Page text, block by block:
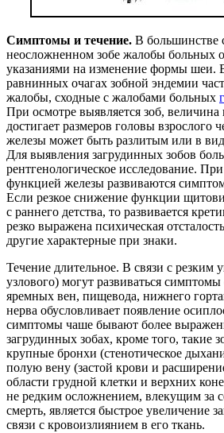
Симптомы и течение. В большинстве
неосложненном зобе жалобы больных
указаниями на изменение формы шеи.
равнинных очагах зобной эндемии
жалобы, сходные с жалобами больных
При осмотре выявляется зоб, величина
достигает размеров головы взрослого
железы может быть разлитым или в
Для выявления загрудинных зобов
рентгенологическое исследование.
функцией железы развиваются
Если резкое снижение функции
с раннего детства, то развивается
резко выражена психическая
другие характерные при знаки.
Течение длительное. В связи с резким
узлового) могут развиваться симптомы
яремных вен, пищевода, нижнего
нерва обусловливает появление
симптомы чаше бывают более
загрудинных зобах, кроме того, такие
крупные бронхи (стенотическое
полую вену (застой крови и
области грудной клетки и верхних
не редким осложнением, влекущим за
смерть, является быстрое увеличение
связи с кровоизлиянием в его ткань.